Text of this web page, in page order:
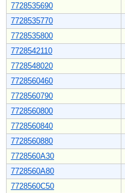
7728535690
7728535770
7728535800
7728542110
7728548020
7728560460
7728560790
7728560800
7728560840
7728560880
7728560A30
7728560A80
7728560C50